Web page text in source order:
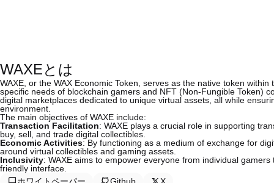
WAXEとは
WAXE, or the WAX Economic Token, serves as the native token
specific needs of blockchain gamers and NFT (Non-Fungible Token)
digital marketplaces dedicated to unique virtual assets, all while
environment.
The main objectives of WAXE include:
Transaction Facilitation: WAXE plays a crucial role in supporting
buy, sell, and trade digital collectibles.
Economic Activities: By functioning as a medium of exchange for
around virtual collectibles and gaming assets.
Inclusivity: WAXE aims to empower everyone from individual
friendly interface.